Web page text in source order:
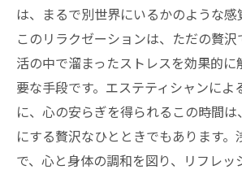
は、まるで別世界にいるかのような感
このリラクゼーションは、ただの贅
活の中で溜まったストレスを効果的
要な手段です。エステティシャンによ
に、心の安らぎを得られるこの時間
にする贅沢なひとときでもあります。
で、心と身体の調和を図り、リフレッ